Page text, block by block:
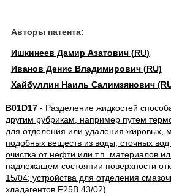
Авторы патента:
Ишкинеев Дамир Азатович (RU)
Иванов Денис Владимирович (RU)
Хайбуллин Наиль Салимзянович
B01D17- Разделение жидкостей
другим рубрикам, например путем
для отделения или удаления жировых,
подобных веществ из воды, сточных
очистка от нефти или т.п. материалов
надлежащем состоянии поверхности
15/04; устройства для отделения
хладагентов F25B 43/02)